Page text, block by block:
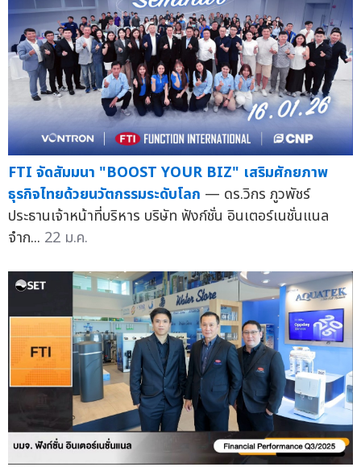
FTI จัดสัมมนา "BOOST YOUR BIZ" เสริมศักยภาพ
ธุรกิจไทยด้วยนวัตกรรมระดับโลก — ดร.วิกร ภูวพัชร์
ประธานเจ้าหน้าที่บริหาร บริษัท ฟังก์ชั่น อินเตอร์เนชั่นแนล
จำก... 22 ม.ค.